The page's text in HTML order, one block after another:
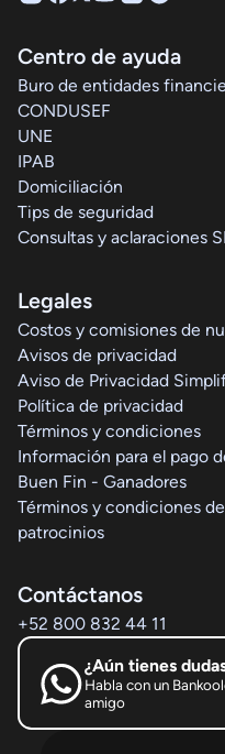
Centro de ayuda
Buro de entidades
CONDUSEF
UNE
IPAB
Domiciliación
Tips de seguridad
Consultas y aclaraciones
Legales
Costos y comisiones de
Avisos de privacidad
Aviso de Privacidad
Política de privacidad
Términos y condiciones
Información para el pago
Buen Fin - Ganadores
Términos y condiciones
patrocinios
Contáctanos
+52 800 832 44 11
¿Aún tienes
Habla con un
amigo